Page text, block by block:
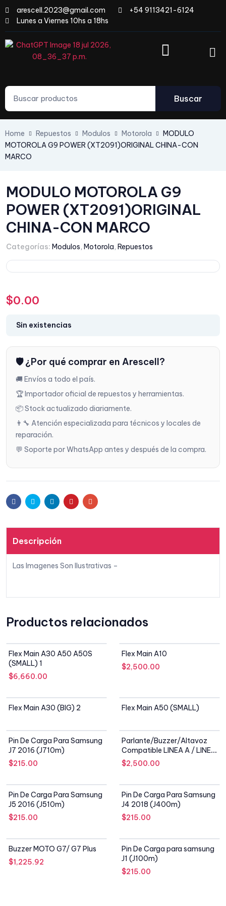
arescell.2023@gmail.com
+54 9113421-6124
Lunes a Viernes 10hs a 18hs
Buscar
Home Repuestos Modulos Motorola
MODULO
MOTOROLA G9 POWER (XT2091)ORIGINAL CHINA-CON
MARCO
MODULO MOTOROLA G9
POWER (XT2091)ORIGINAL
CHINA-CON MARCO
Categorías: Modulos, Motorola, Repuestos
$0.00
Sin existencias
🛡️ ¿Por qué comprar en Arescell?
🚚 Envíos a todo el país.
🏆 Importador oficial de repuestos y herramientas.
📦 Stock actualizado diariamente.
👨‍🔧 Atención especializada para técnicos y locales de
reparación.
💬 Soporte por WhatsApp antes y después de la compra.
FacebookTwitter LinkedinPinterestEmail
Descripción
Las Imagenes Son Ilustrativas –
Productos relacionados
SIN STOCK
Flex Main A30 A50 A50S
(SMALL) 1
$6,660.00
SIN STOCK
Flex Main A10
$2,500.00
SIN STOCK
Flex Main A30 (BIG) 2
SIN STOCK
Flex Main A50 (SMALL)
SIN STOCK
Pin De Carga Para Samsung
J7 2016 (J710m)
$215.00
Parlante/Buzzer/Altavoz
Compatible LINEA A / LINEA
J
$2,500.00
SIN STOCK
Pin De Carga Para Samsung
J5 2016 (J510m)
$215.00
SIN STOCK
Pin De Carga Para Samsung
J4 2018 (J400m)
$215.00
SIN STOCK
Buzzer MOTO G7/ G7 Plus
$1,225.92
SIN STOCK
Pin De Carga para samsung
J1 (J100m)
$215.00